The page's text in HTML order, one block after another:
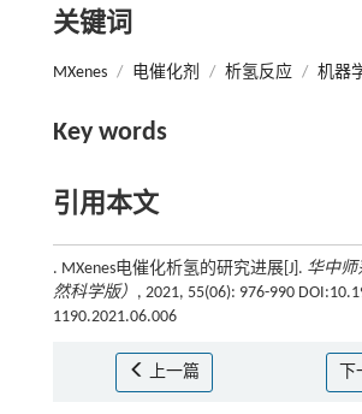
关键词
MXenes / 电催化剂 / 析氢反应 / 机器
Key words
引用本文
. MXenes电催化析氢的研究进展[J]. 华中师
然科学版） , 2021, 55(06): 976-990
1190.2021.06.006
上一篇